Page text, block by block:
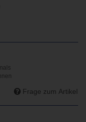
Frage zum Artikel